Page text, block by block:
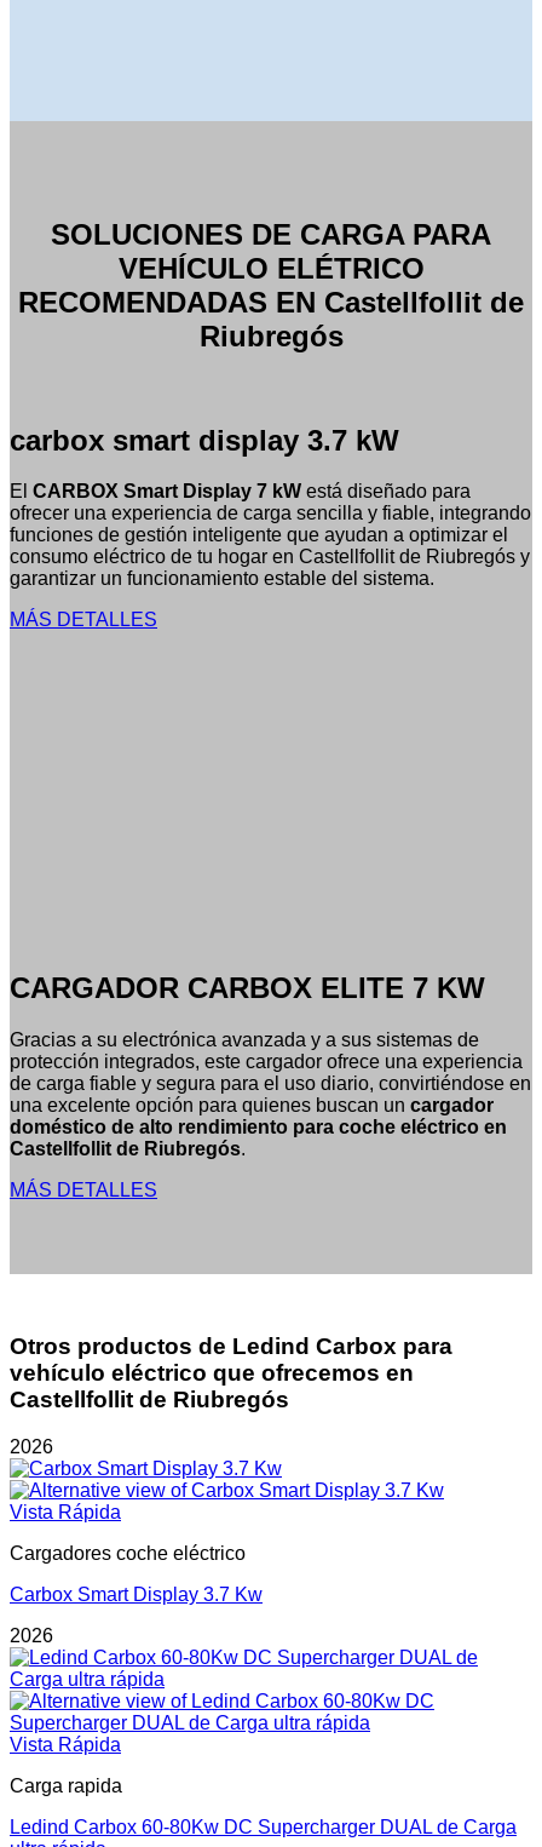
SOLUCIONES DE CARGA PARA
VEHÍCULO ELÉTRICO
RECOMENDADAS EN Castellfollit de
Riubregós
carbox smart display 3.7 kW
El CARBOX Smart Display 7 kW está diseñado para
ofrecer una experiencia de carga sencilla y fiable, integrando
funciones de gestión inteligente que ayudan a optimizar el
consumo eléctrico de tu hogar en Castellfollit de Riubregós y
garantizar un funcionamiento estable del sistema.
MÁS DETALLES
CARGADOR CARBOX ELITE 7 KW
Gracias a su electrónica avanzada y a sus sistemas de
protección integrados, este cargador ofrece una experiencia
de carga fiable y segura para el uso diario, convirtiéndose en
una excelente opción para quienes buscan un cargador
doméstico de alto rendimiento para coche eléctrico en
Castellfollit de Riubregós.
MÁS DETALLES
Otros productos de Ledind Carbox para
vehículo eléctrico que ofrecemos en
Castellfollit de Riubregós
2026
Vista Rápida
Cargadores coche eléctrico
Carbox Smart Display 3.7 Kw
2026
Vista Rápida
Carga rapida
Ledind Carbox 60-80Kw DC Supercharger DUAL de Carga